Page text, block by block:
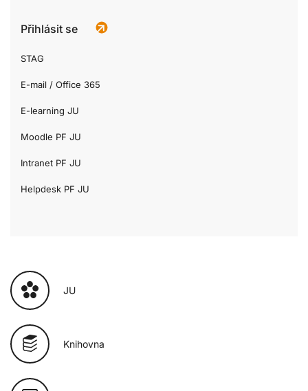
Přihlásit se
STAG
E-mail / Office 365
E-learning JU
Moodle PF JU
Intranet PF JU
Helpdesk PF JU
JU
Knihovna